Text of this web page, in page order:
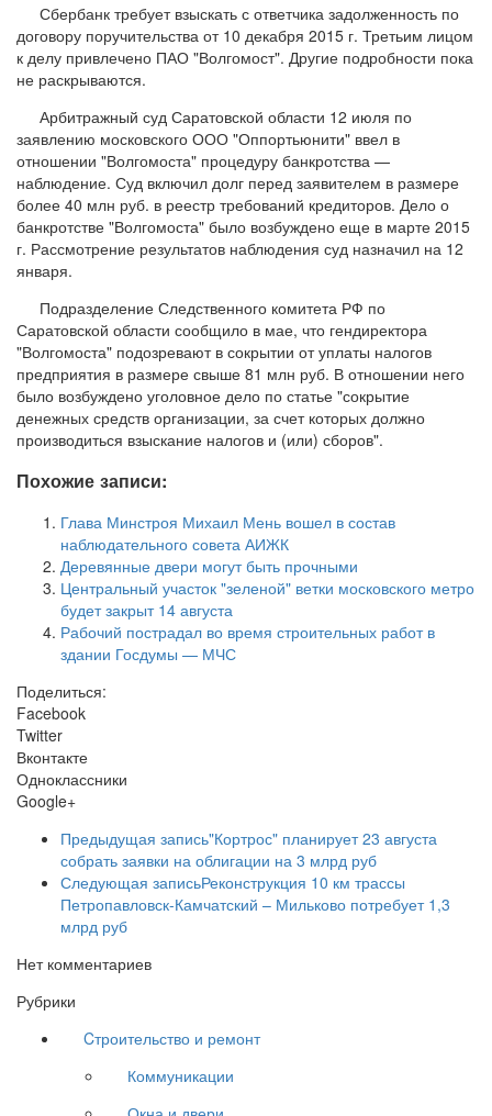
Сбербанк требует взыскать с ответчика задолженность по
договору поручительства от 10 декабря 2015 г. Третьим лицом
к делу привлечено ПАО "Волгомост". Другие подробности пока
не раскрываются.
Арбитражный суд Саратовской области 12 июля по
заявлению московского ООО "Оппортьюнити" ввел в
отношении "Волгомоста" процедуру банкротства —
наблюдение. Суд включил долг перед заявителем в размере
более 40 млн руб. в реестр требований кредиторов. Дело о
банкротстве "Волгомоста" было возбуждено еще в марте 2015
г. Рассмотрение результатов наблюдения суд назначил на 12
января.
Подразделение Следственного комитета РФ по
Саратовской области сообщило в мае, что гендиректора
"Волгомоста" подозревают в сокрытии от уплаты налогов
предприятия в размере свыше 81 млн руб. В отношении него
было возбуждено уголовное дело по статье "сокрытие
денежных средств организации, за счет которых должно
производиться взыскание налогов и (или) сборов".
Похожие записи:
Глава Минстроя Михаил Мень вошел в состав
наблюдательного совета АИЖК
Деревянные двери могут быть прочными
Центральный участок "зеленой" ветки московского метро
будет закрыт 14 августа
Рабочий пострадал во время строительных работ в
здании Госдумы — МЧС
Поделиться:
Facebook
Twitter
Вконтакте
Одноклассники
Google+
Предыдущая запись"Кортрос" планирует 23 августа
собрать заявки на облигации на 3 млрд руб
Следующая записьРеконструкция 10 км трассы
Петропавловск-Камчатский – Мильково потребует 1,3
млрд руб
Нет комментариев
Рубрики
Cтроительство и ремонт
Коммуникации